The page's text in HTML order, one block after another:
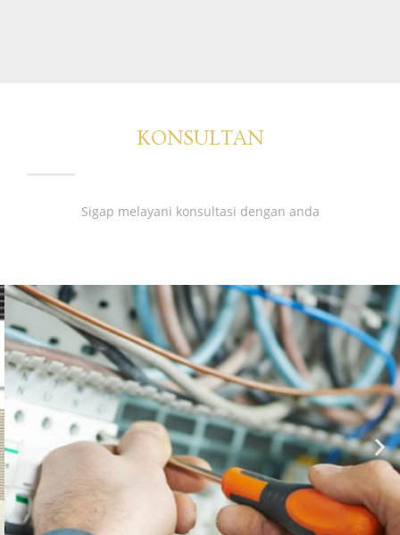
KONSULTAN
Sigap melayani konsultasi dengan anda